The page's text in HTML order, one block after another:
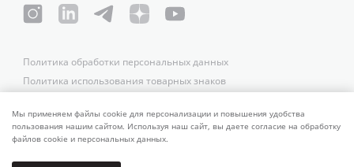
Политика обработки персональных данных
Политика использования товарных знаков
Мы применяем файлы cookie для персонализации и повышения удобства
пользования нашим сайтом. Используя наш сайт, вы даете согласие на обработку
файлов cookie и персональных данных.